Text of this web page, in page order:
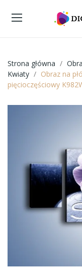
Strona główna
Kwiaty
Obraz na
pięcioczęściowy